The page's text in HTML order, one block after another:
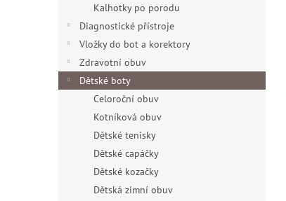
Kalhotky po porodu
Diagnostické přístroje
Vložky do bot a korektory
Zdravotní obuv
Dětské boty
Celoroční obuv
Kotníková obuv
Dětské tenisky
Dětské capáčky
Dětské kozačky
Dětská zimní obuv